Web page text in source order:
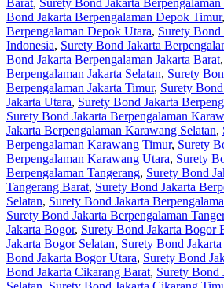
Bond Jakarta Berpengalaman Depok Timur,
Berpengalaman Depok Utara, Surety Bond
Indonesia, Surety Bond Jakarta
Bond Jakarta Berpengalaman Jakarta Barat,
Berpengalaman Jakarta Selatan, Surety
Berpengalaman Jakarta Timur, Surety
Jakarta Utara, Surety Bond Jakarta
Surety Bond Jakarta Berpengalaman
Jakarta Berpengalaman Karawang Selatan,
Berpengalaman Karawang Timur, Surety
Berpengalaman Karawang Utara, Surety
Berpengalaman Tangerang, Surety Bond
Tangerang Barat, Surety Bond Jakarta
Selatan, Surety Bond Jakarta
Surety Bond Jakarta Berpengalaman
Jakarta Bogor, Surety Bond Jakarta Bogor
Jakarta Bogor Selatan, Surety Bond
Bond Jakarta Bogor Utara, Surety Bond
Bond Jakarta Cikarang Barat, Surety Bond